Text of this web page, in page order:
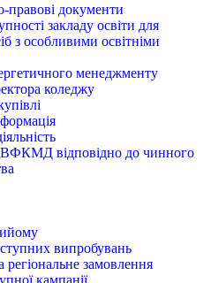
правові документи
закладу освіти для
з особливими освітніми
менеджменту
коледжу
ВФКМД відповідно до чинного
випробувань
регіональне замовлення
кампанії